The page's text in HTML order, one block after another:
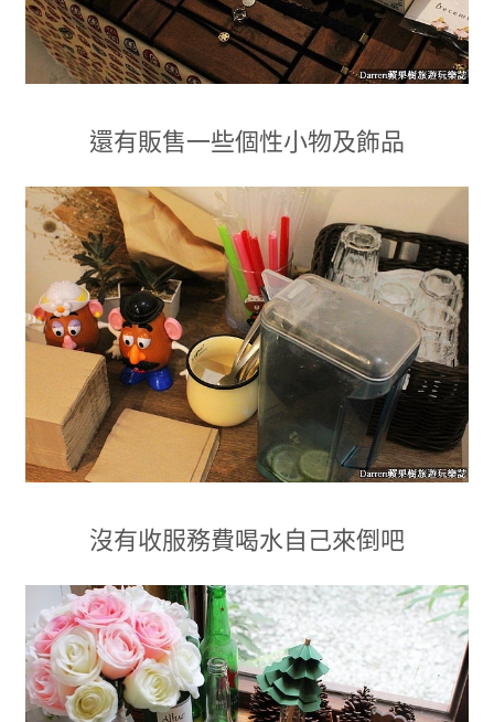
還有販售一些個性小物及飾品
沒有收服務費喝水自己來倒吧